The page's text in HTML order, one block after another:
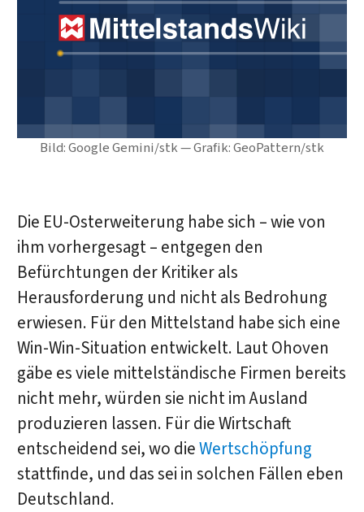
Bild: Google Gemini/stk — Grafik: GeoPattern/stk
Die EU-Osterweiterung habe sich – wie von
ihm vorhergesagt – entgegen den
Befürchtungen der Kritiker als
Herausforderung und nicht als Bedrohung
erwiesen. Für den Mittelstand habe sich eine
Win-Win-Situation entwickelt. Laut Ohoven
gäbe es viele mittelständische Firmen bereits
nicht mehr, würden sie nicht im Ausland
produzieren lassen. Für die Wirtschaft
entscheidend sei, wo dieWertschöpfung
stattfinde, und das sei in solchen Fällen eben
Deutschland.